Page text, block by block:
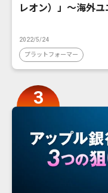
レオン）」〜海外
2022/5/24
プラットフォーマー